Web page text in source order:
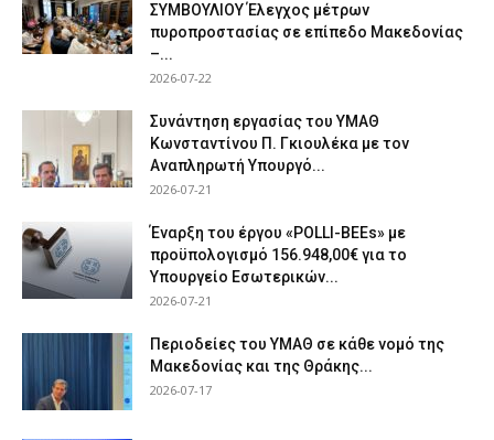
ΣΥΜΒΟΥΛΙΟΥ Έλεγχος μέτρων
πυροπροστασίας σε επίπεδο Μακεδονίας
–...
2026-07-22
Συνάντηση εργασίας του ΥΜΑΘ
Κωνσταντίνου Π. Γκιουλέκα με τον
Αναπληρωτή Υπουργό...
2026-07-21
Έναρξη του έργου «POLLI-BEEs» με
προϋπολογισμό 156.948,00€ για το
Υπουργείο Εσωτερικών...
2026-07-21
Περιοδείες του ΥΜΑΘ σε κάθε νομό της
Μακεδονίας και της Θράκης...
2026-07-17